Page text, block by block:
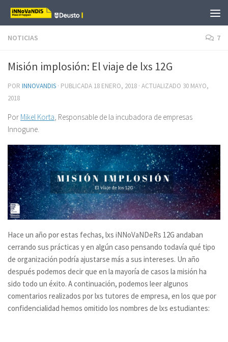
Saltar al contenido
NOTICIAS 7
Misión implosión: El viaje de lxs 12G
POR INNOVANDIS · PUBLICADA 18 ENERO, 2018 · ACTUALIZADO 30 MAYO,
2018
Por Mikel Korta, Responsable de la incubadora de empresas
Innogune.
Hace un año por estas fechas, lxs iNNoVaNDeRs 12G andaban
cerrando sus prácticas y en algún caso pensando todavía qué tipo
de organización podría ajustarse más a sus intereses. Un año
después podemos decir que en la mayoría de casos la misión ha
sido todo un éxito. A continuación, podemos leer algunos
comentarios realizados por lxs tutores de empresa, en los que por
confidencialidad hemos omitido los nombres de lxs estudiantes: